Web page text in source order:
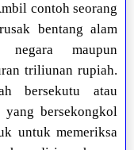
contoh seorang
bentang alam
negara maupun
triliunan rupiah.
bersekutu atau
yang bersekongkol
untuk memeriksa